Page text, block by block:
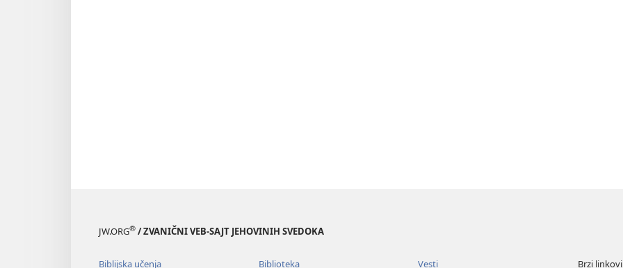
JW.ORG® / ZVANIČNI VEB-SAJT JEHOVINIH SVEDOKA
Biblijska učenja Biblioteka Vesti Brzi linkovi